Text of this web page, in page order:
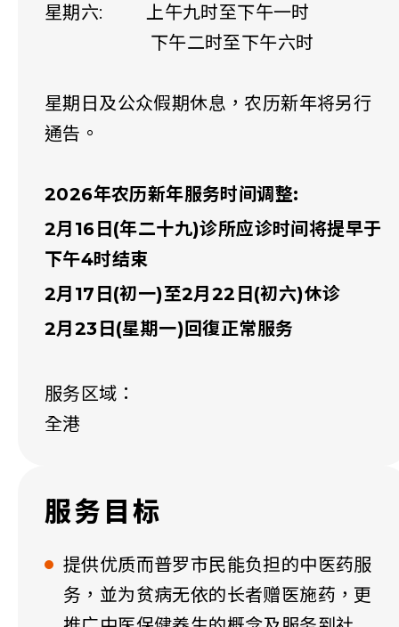
星期六: 上午九时至下午一时
下午二时至下午六时
星期日及公众假期休息，农历新年将另行
通告。
2026年农历新年服务时间调整:
2月16日(年二十九)诊所应诊时间将提早于
下午4时结束
2月17日(初一)至2月22日(初六)休诊
2月23日(星期一)回復正常服务
服务区域：
全港
服务目标
提供优质而普罗市民能负担的中医药服
务，並为贫病无依的长者赠医施药，更